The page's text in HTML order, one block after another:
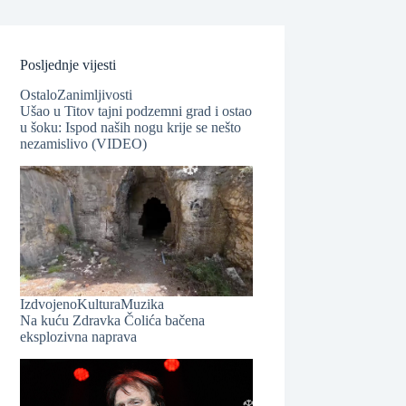
Posljednje vijesti
OstaloZanimljivosti
Ušao u Titov tajni podzemni grad i ostao
u šoku: Ispod naših nogu krije se nešto
nezamislivo (VIDEO)
IzdvojenoKulturaMuzika
Na kuću Zdravka Čolića bačena
eksplozivna naprava
❆
❆